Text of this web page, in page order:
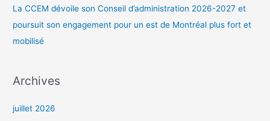
La CCEM dévoile son Conseil d’administration 2026-2027 et
poursuit son engagement pour un est de Montréal plus fort et
mobilisé
Archives
juillet 2026